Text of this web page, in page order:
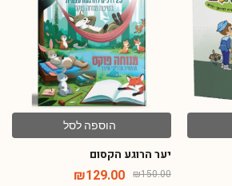
הוספה לסל
יער הרוגע הקסום
₪150.00
₪129.00